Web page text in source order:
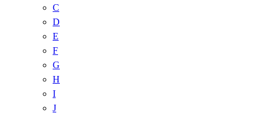
C
D
E
F
G
H
I
J